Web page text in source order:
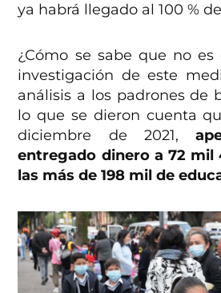
ya habrá llegado al 100 %
¿Cómo se sabe que no es
investigación de este
análisis a los padrones de
lo que se dieron cuenta
diciembre de 2021,
entregado dinero a 72 mil
las más de 198 mil de